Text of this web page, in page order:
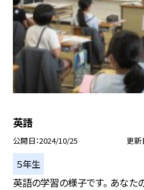
英語
公開日 2024/10/25 更新
５年生
英語の学習の様子です。 あな